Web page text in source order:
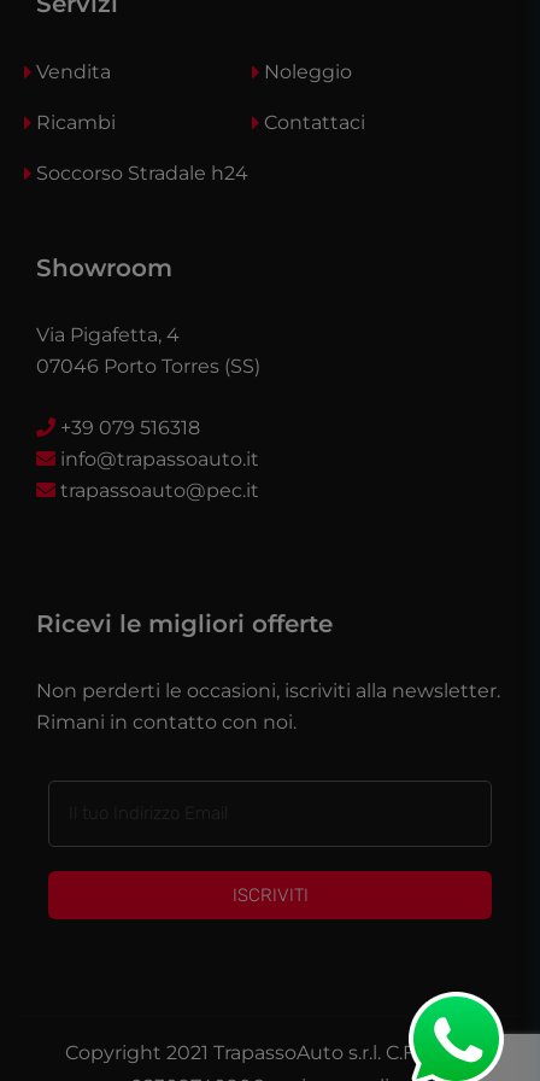
Vendita Noleggio
Ricambi Contattaci
Soccorso Stradale h24
Showroom
Via Pigafetta, 4
07046 Porto Torres (SS)
+39 079 516318
info@trapassoauto.it
trapassoauto@pec.it
Ricevi le migliori offerte
Non perderti le occasioni, iscriviti alla newsletter.
Rimani in contatto con noi.
ISCRIVITI
Copyright 2021 TrapassoAuto s.r.l. C.F./P.IVA